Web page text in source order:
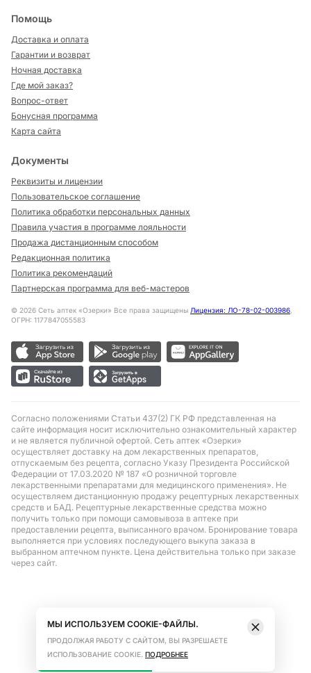
Помощь
Доставка и оплата
Гарантии и возврат
Ночная доставка
Где мой заказ?
Вопрос-ответ
Бонусная программа
Карта сайта
Документы
Реквизиты и лицензии
Пользовательское соглашение
Политика обработки персональных данных
Правила участия в программе лояльности
Продажа дистанционным способом
Редакционная политика
Политика рекомендаций
Партнерская программа для веб-мастеров
© 2026 Сеть аптек «Озерки» Все права защищены Лицензия: ЛО-78-02-003986,
ОГРН: 1177847055583
Согласно положениями Статьи 437(2) ГК РФ представленная на
сайте информация носит исключительно ознакомительный характер
и не является публичной офертой. Сеть аптек «Озерки»
осуществляет доставку на дом лекарственных препаратов,
отпускаемым без рецепта, согласно Указу Президента Российской
Федерации от 17.03.2020 № 187 «О розничной торговле
лекарственными препаратами для медицинского применения». Не
осуществляем дистанционную продажу рецептурных лекарственных
средств и БАД. Рецептурные лекарственные средства можно
получить только при помощи самовывоза в аптеке при
предоставлении рецепта, выписанного врачом. Бронирование товара
выполняется при условиях последующего выкупа заказа в
выбранном аптечном пункте. Цена действительна только при заказе
через сайт.
МЫ ИСПОЛЬЗУЕМ COOKIE-ФАЙЛЫ.
ПРОДОЛЖАЯ РАБОТУ С САЙТОМ, ВЫ РАЗРЕШАЕТЕ
ИСПОЛЬЗОВАНИЕ COOKIE. ПОДРОБНЕЕ